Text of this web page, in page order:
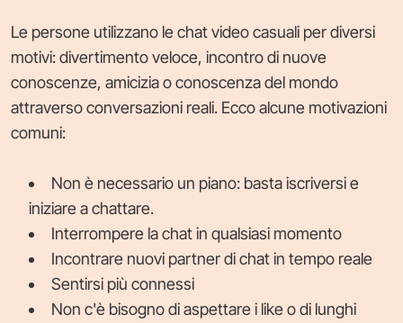
Le persone utilizzano le chat video casuali per diversi
motivi: divertimento veloce, incontro di nuove
conoscenze, amicizia o conoscenza del mondo
attraverso conversazioni reali. Ecco alcune motivazioni
comuni:
Non è necessario un piano: basta iscriversi e
iniziare a chattare.
Interrompere la chat in qualsiasi momento
Incontrare nuovi partner di chat in tempo reale
Sentirsi più connessi
Non c'è bisogno di aspettare i like o di lunghi